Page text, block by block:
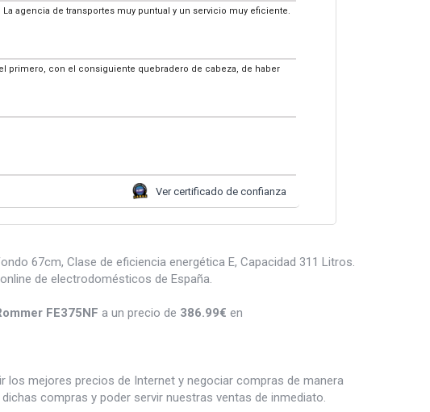
agencia de transportes muy puntual y un servicio muy eficiente.
primero, con el consiguiente quebradero de cabeza, de haber
Ver certificado de confianza
67cm, Clase de eficiencia energética E, Capacidad 311 Litros.
de electrodomésticos de España.
FE375NF a un precio de 386.99€ en
los mejores precios de Internet y negociar compras de manera
compras y poder servir nuestras ventas de inmediato.